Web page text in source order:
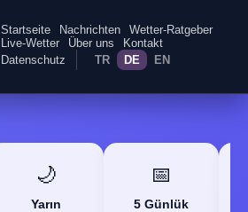
Startseite Nachrichten
Wetter-Ratgeber
Live-Wetter
Über uns
Kontakt
Datenschutz
TR DE EN
🌙
Yarın
📅
5 Günlük